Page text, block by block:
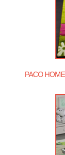
PACO HOME